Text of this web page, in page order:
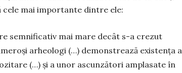
cele mai importante dintre ele:
semnificativ mai mare decât s-a crezut
arheo­logi (…) de­mons­trează existența a
(…) și a unor ascun­zători ampla­sate în